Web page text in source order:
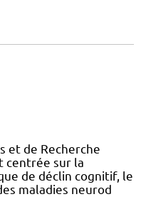
et de Recherche
centrée sur la
de déclin cognitif, le
maladies neurod